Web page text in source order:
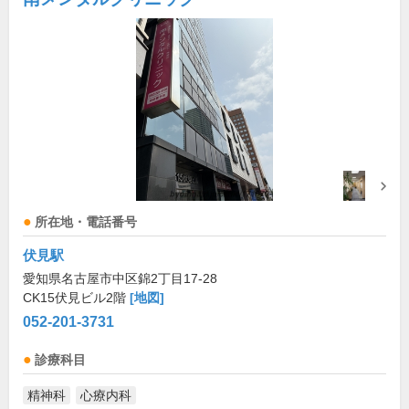
所在地・電話番号
伏見駅
愛知県名古屋市中区錦2丁目17-28
CK15伏見ビル2階 [地図]
052-201-3731
診療科目
精神科 心療内科